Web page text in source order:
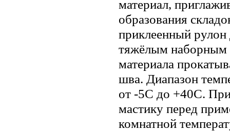
материал,
образования
приклеенный рулон
тяжёлым наборным
материала
шва. Диапазон
от -5С до +40С.
мастику перед
комнатной